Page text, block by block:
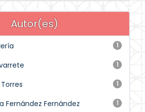
Autor(es)
1
1
1
1
Fernández Fernández